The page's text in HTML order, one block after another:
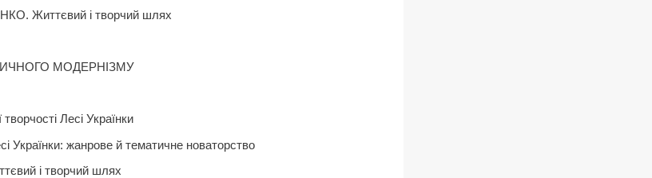
Життєвий і творчий шлях
МОДЕРНІЗМУ
Лесі Українки
Українки: жанрове й тематичне новаторство
і творчий шлях